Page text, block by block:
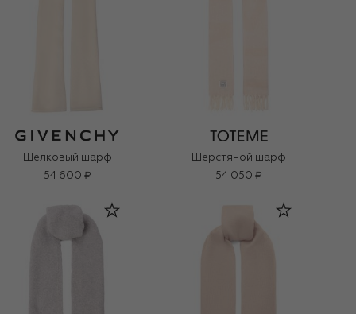
Шелковый шарф
54 600 ₽
Шерстяной шарф
54 050 ₽